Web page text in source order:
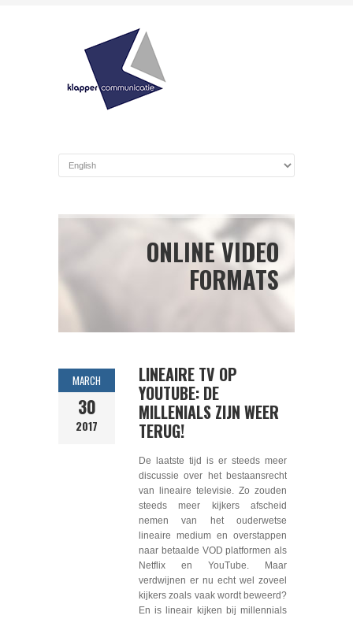
ONLINE VIDEO
FORMATS
MARCH
30
2017
LINEAIRE TV OP
YOUTUBE: DE
MILLENIALS ZIJN WEER
TERUG!
De laatste tijd is er steeds meer
discussie over het bestaansrecht
van lineaire televisie. Zo zouden
steeds meer kijkers afscheid
nemen van het ouderwetse
lineaire medium en overstappen
naar betaalde VOD platformen als
Netflix en YouTube. Maar
verdwijnen er nu echt wel zoveel
kijkers zoals vaak wordt beweerd?
En is lineair kijken bij millennials